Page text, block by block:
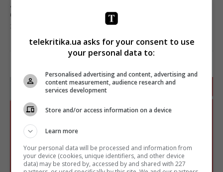
дебютував «Донбас» Сергія Лозниці, цього разу в ній
буде представлений фільм «Додому»
кримськотатарського режисера Нарімана Алієва.
Поділитись: Facebook
telekritika.ua asks for your consent to use
your personal data to:
Personalised advertising and content, advertising and
content measurement, audience research and
services development
Store and/or access information on a device
Learn more
Your personal data will be processed and information from
your device (cookies, unique identifiers, and other device
data) may be stored by, accessed by and shared with 227